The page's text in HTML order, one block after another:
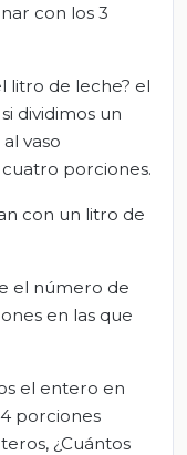
con los 3
litro de leche? el
dividimos un
vaso
porciones.
con un litro de
el número de
en las que
el entero en
porciones
¿Cuántos